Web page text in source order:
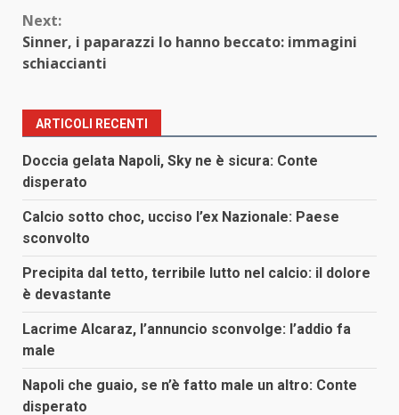
Next:
Sinner, i paparazzi lo hanno beccato: immagini
schiaccianti
ARTICOLI RECENTI
Doccia gelata Napoli, Sky ne è sicura: Conte
disperato
Calcio sotto choc, ucciso l’ex Nazionale: Paese
sconvolto
Precipita dal tetto, terribile lutto nel calcio: il dolore
è devastante
Lacrime Alcaraz, l’annuncio sconvolge: l’addio fa
male
Napoli che guaio, se n’è fatto male un altro: Conte
disperato